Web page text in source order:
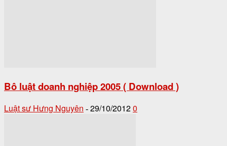
Bô luật doanh nghiệp 2005 ( Download )
Luật sư Hưng Nguyên - 29/10/20120